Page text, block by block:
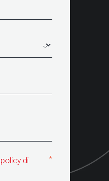
di
*